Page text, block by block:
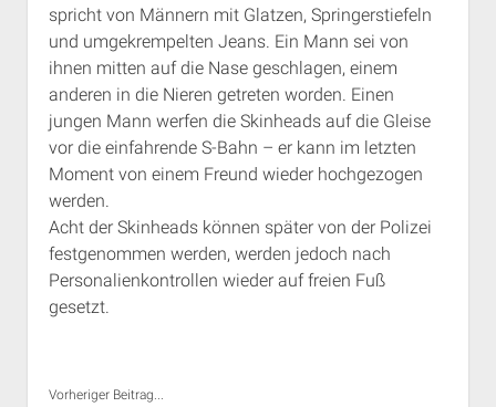
RSS-Feeds, Twitter & Facebook
Bibliothek
Kontakt & PGP-Key
spricht von Männern mit Glatzen, Springerstiefeln
und umgekrempelten Jeans. Ein Mann sei von
ihnen mitten auf die Nase geschlagen, einem
anderen in die Nieren getreten worden. Einen
jungen Mann werfen die Skinheads auf die Gleise
vor die einfahrende S-Bahn – er kann im letzten
Moment von einem Freund wieder hochgezogen
werden.
Acht der Skinheads können später von der Polizei
festgenommen werden, werden jedoch nach
Personalienkontrollen wieder auf freien Fuß
gesetzt.
Vorheriger Beitrag...